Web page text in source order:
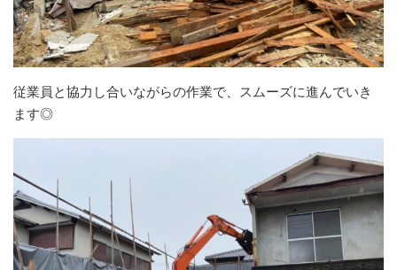
従業員と協力し合いながらの作業で、スムーズに進んでいき
ます◎